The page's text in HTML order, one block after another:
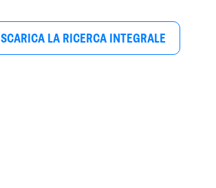
SCARICA LA RICERCA INTEGRALE